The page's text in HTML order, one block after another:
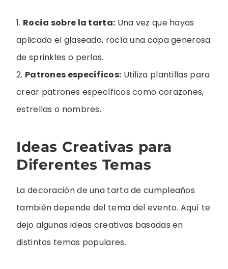
1. Rocía sobre la tarta: Una vez que hayas
aplicado el glaseado, rocía una capa generosa
de sprinkles o perlas.
2. Patrones específicos: Utiliza plantillas para
crear patrones específicos como corazones,
estrellas o nombres.
Ideas Creativas para
Diferentes Temas
La decoración de una tarta de cumpleaños
también depende del tema del evento. Aquí te
dejo algunas ideas creativas basadas en
distintos temas populares.